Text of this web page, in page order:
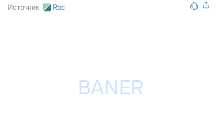
Источник Rbc